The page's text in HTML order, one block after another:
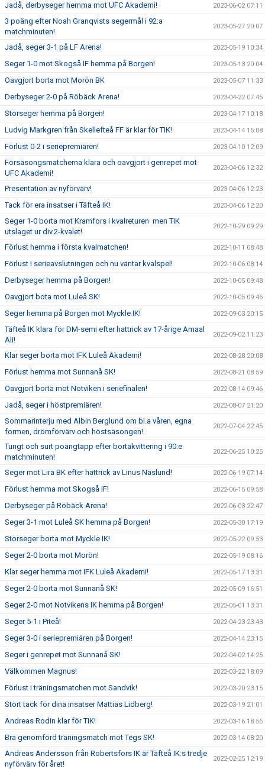
Jadå, derbyseger hemma mot UFC Akademi! 2023-06-02 07:11
3 poäng efter Noah Granqvists segermål i 92:a
matchminuten!
2023-05-27 20:07
Jadå, seger 3-1 på LF Arena! 2023-05-19 10:34
Seger 1-0 mot Skogså IF hemma på Borgen! 2023-05-13 20:04
Oavgjort borta mot Morön BK 2023-05-07 11:33
Derbyseger 2-0 på Röbäck Arena! 2023-04-22 07:45
Storseger hemma på Borgen! 2023-04-17 10:18
Ludvig Markgren från Skellefteå FF är klar för TIK! 2023-04-14 15:08
Förlust 0-2 i seriepremiären! 2023-04-10 12:09
Försäsongsmatcherna klara och oavgjort i genrepet mot
UFC Akademi!
2023-04-06 12:32
Presentation av nyförvärv! 2023-04-06 12:23
Tack för era insatser i Täfteå IK! 2023-04-06 12:20
Seger 1-0 borta mot Kramfors i kvalreturen men TIK
utslaget ur div.2-kvalet!
2022-10-29 09:29
Förlust hemma i första kvalmatchen! 2022-10-11 08:48
Förlust i serieavslutningen och nu väntar kvalspel! 2022-10-06 08:14
Derbyseger hemma på Borgen! 2022-10-05 09:48
Oavgjort bota mot Luleå SK! 2022-10-05 09:46
Seger hemma på Borgen mot Myckle IK! 2022-09-03 20:15
Täfteå IK klara för DM-semi efter hattrick av 17-årige Amaal
Ali!
2022-09-02 11:23
Klar seger borta mot IFK Luleå Akademi! 2022-08-28 20:08
Förlust hemma mot Sunnanå SK! 2022-08-21 08:59
Oavgjort borta mot Notviken i seriefinalen! 2022-08-14 09:46
Jadå, seger i höstpremiären! 2022-08-07 21:20
Sommarinterju med Albin Berglund om bl.a våren, egna
formen, drömförvärv och höstsäsongen!
2022-07-04 22:45
Tungt och surt poängtapp efter bortakvittering i 90:e
matchminuten!
2022-06-25 10:25
Seger mot Lira BK efter hattrick av Linus Näslund! 2022-06-19 07:14
Förlust hemma mot Skogså IF! 2022-06-15 09:58
Derbyseger på Röbäck Arena! 2022-06-03 22:47
Seger 3-1 mot Luleå SK hemma på Borgen! 2022-05-30 17:19
Storseger borta mot Myckle IK! 2022-05-22 09:53
Seger 2-0 borta mot Morön! 2022-05-19 08:16
Klar seger hemma mot IFK Luleå Akademi! 2022-05-17 13:31
Seger 2-0 borta mot Sunnanå SK! 2022-05-09 16:51
Seger 2-0 mot Notvikens IK hemma på Borgen! 2022-05-01 13:31
Seger 5-1 i Piteå! 2022-04-23 23:43
Seger 3-0 i seriepremiären på Borgen! 2022-04-14 23:15
Seger i genrepet mot Sunnanå SK! 2022-04-02 14:25
Välkommen Magnus! 2022-03-22 18:09
Förlust i träningsmatchen mot Sandvik! 2022-03-20 23:15
Stort tack för dina insatser Mattias Lidberg! 2022-03-19 21:01
Andreas Rodin klar för TIK! 2022-03-16 18:56
Bra genomförd träningsmatch mot Tegs SK! 2022-03-14 08:20
Andreas Andersson från Robertsfors IK är Täfteå IK:s tredje
nyförvärv för året!
2022-02-25 12:19